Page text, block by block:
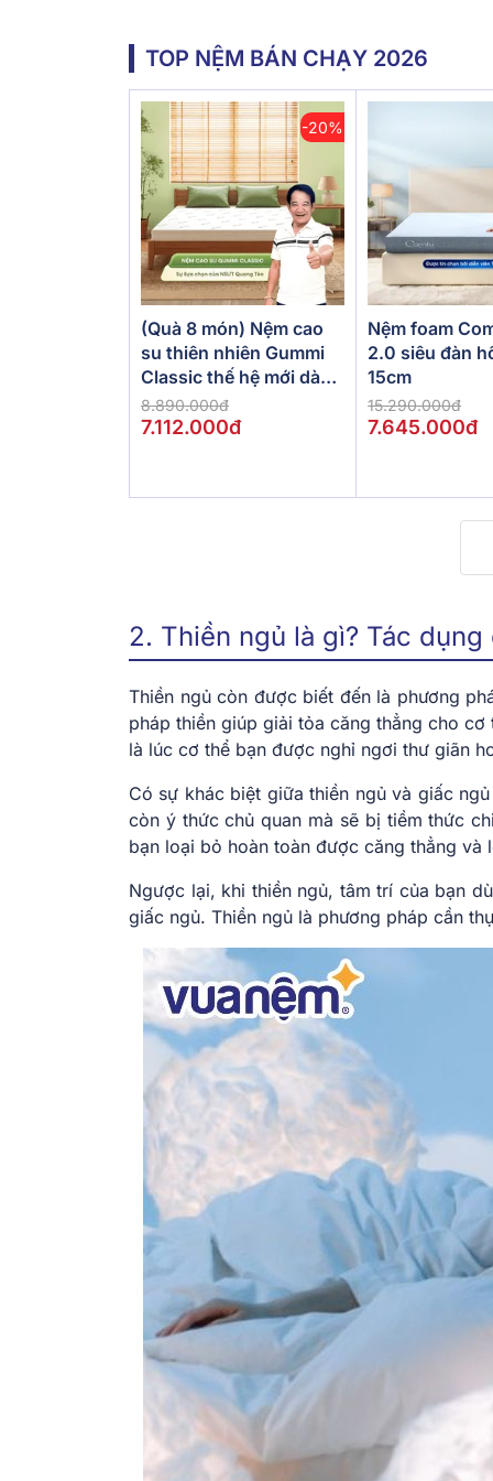
TOP NỆM BÁN CHẠY 2026
-20%
(Quà 8 món) Nệm cao
su thiên nhiên Gummi
Classic thế hệ mới dày
5/10/15cm
8.890.000đ
7.112.000đ
Nệm foam
2.0 siêu đàn
15cm
15.290.000đ
7.645.000đ
2. Thiền ngủ là gì? Tác
Thiền ngủ còn được biết đến là phương
pháp thiền giúp giải tỏa căng thẳng cho
là lúc cơ thể bạn được nghỉ ngơi thư giãn
Có sự khác biệt giữa thiền ngủ và giấc
còn ý thức chủ quan mà sẽ bị tiềm thức
bạn loại bỏ hoàn toàn được căng thẳng và
Ngược lại, khi thiền ngủ, tâm trí của bạn
giấc ngủ. Thiền ngủ là phương pháp cần